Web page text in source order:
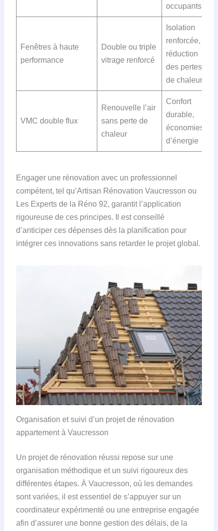
occupants
Fenêtres à haute
performance
Double ou triple
vitrage renforcé
Isolation
renforcée,
réduction
des pertes
de chaleur
VMC double flux
Renouvelle l’air
sans perte de
chaleur
Confort
durable,
économies
d’énergie
Engager une rénovation avec un professionnel
compétent, tel qu’Artisan Rénovation Vaucresson ou
Les Experts de la Réno 92, garantit l’application
rigoureuse de ces principes. Il est conseillé
d’anticiper ces dépenses dès la planification pour
intégrer ces innovations sans retarder le projet global.
Organisation et suivi d’un projet de rénovation
appartement à Vaucresson
Un projet de rénovation réussi repose sur une
organisation méthodique et un suivi rigoureux des
différentes étapes. À Vaucresson, où les demandes
sont variées, il est essentiel de s’appuyer sur un
coordinateur expérimenté ou une entreprise engagée
afin d’assurer une bonne gestion des délais, de la